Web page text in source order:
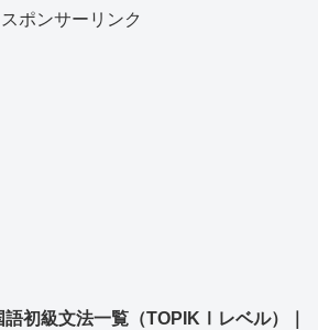
スポンサーリンク
語初級文法一覧（TOPIKⅠレベル）｜